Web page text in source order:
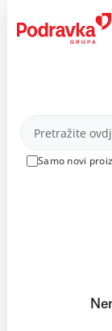
content
Samo novi